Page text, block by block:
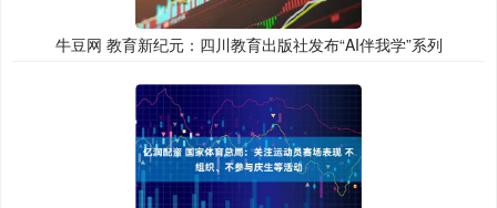
牛豆网 教育新纪元：四川教育出版社发布“AI伴我学”系列